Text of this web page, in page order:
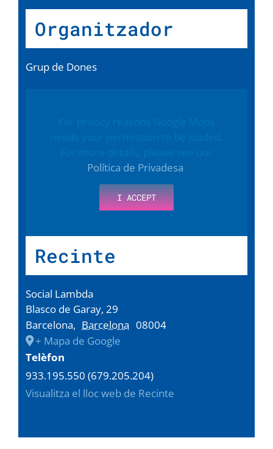
Organitzador
Grup de Dones
Recinte
Social Lambda
Blasco de Garay, 29
Barcelona, Barcelona 08004
+ Mapa de Google
Telèfon
933.195.550 (679.205.204)
Visualitza el lloc web de Recinte
For privacy reasons Google Maps
needs your permission to be loaded.
For more details, please see our
Política de Privadesa
I ACCEPT